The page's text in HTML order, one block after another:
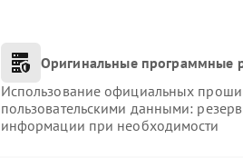
Оригинальные программные
Использование официальных
пользовательскими данными:
информации при необходимости